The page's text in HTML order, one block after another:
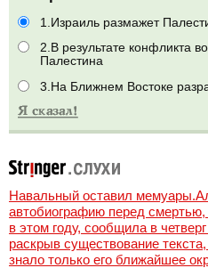
1.Израиль размажет
2.В результате конфликта
Палестина
3.На Ближнем Востоке
Навальный оставил
автобиографию перед смертью,
в этом году, сообщила в
раскрыв существование
знало только его ближайшее